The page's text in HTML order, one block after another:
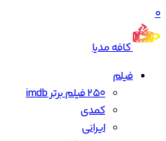
0
کافه مدیا
فیلم
250 فیلم برتر imdb
کمدی
ایرانی